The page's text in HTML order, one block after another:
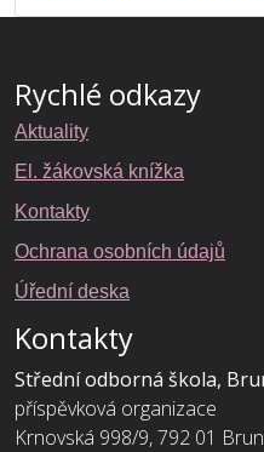
Rychlé odkazy
Aktuality
El. žákovská knížka
Kontakty
Ochrana osobních údajů
Úřední deska
Kontakty
Střední odborná škola,
příspěvková organizace
Krnovská 998/9, 792 01